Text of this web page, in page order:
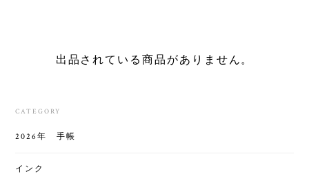
出品されている商品がありません。
CATEGORY
2026年 手帳
インク